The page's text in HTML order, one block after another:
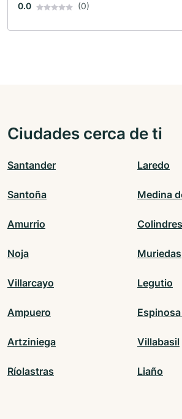
0.0 (0)
Ciudades cerca de ti
Santander Laredo
Santoña Medina
Amurrio Colindres
Noja Muriedas
Villarcayo Legutio
Ampuero
Artziniega Villabasil
Ríolastras Liaño